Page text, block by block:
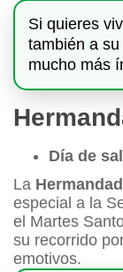
Si quieres
también a
mucho más
Día de
La
especial a la
el Martes
su recorrido
emotivos.